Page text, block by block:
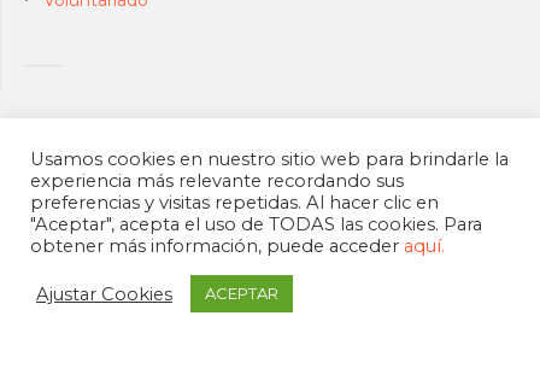
Usamos cookies en nuestro sitio web para brindarle la
experiencia más relevante recordando sus
preferencias y visitas repetidas. Al hacer clic en
"Aceptar", acepta el uso de TODAS las cookies. Para
obtener más información, puede acceder aquí.
Ajustar Cookies ACEPTAR